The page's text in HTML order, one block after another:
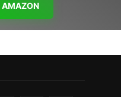
AMAZON